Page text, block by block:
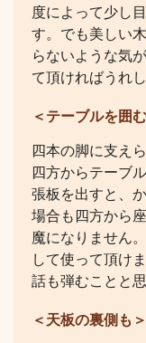
度によって少し
す。でも美しい
らないような気
て頂ければうれし
＜テーブルを囲
四本の脚に支え
四方からテーブ
張板を出すと、
場合も四方から
魔になりません
して使って頂け
話も弾むことと思
＜天板の裏側も＞